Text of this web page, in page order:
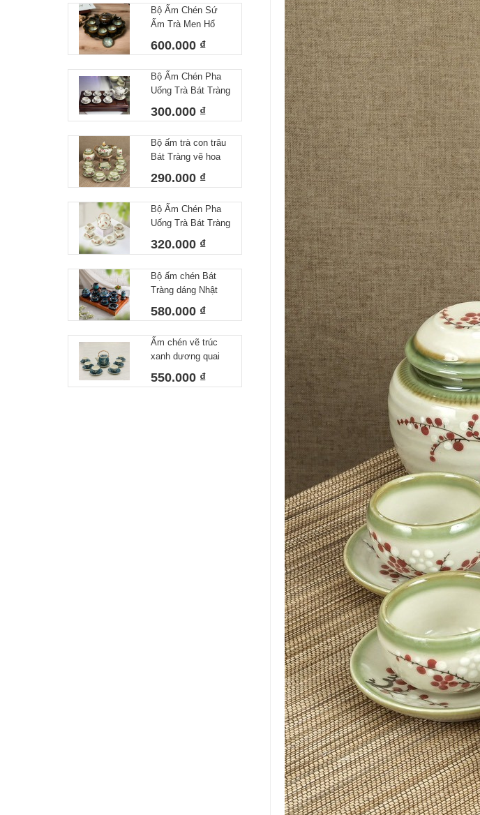
Bộ Ấm Chén Sứ
Ấm Trà Men Hổ
Bát Tràng Làm Quà
Khay Tròn
600.000 ₫
Bộ Ấm Chén Pha
Uống Trà Bát Tràng
Trúc Dáng Minh
Trắng
300.000 ₫
Bộ ấm trà con trâu
Bát Tràng vẽ hoa
350ml
290.000 ₫
Bộ Ấm Chén Pha
Uống Trà Bát Tràng
Họa Tiết Vẽ Tay
Chuồn Chuồn Men
Giỏ Cua Quai
Nhôm 340ml
320.000 ₫
Bộ ấm chén Bát
Tràng dáng Nhật
580.000 ₫
Ấm chén vẽ trúc
xanh dương quai
550.000 ₫